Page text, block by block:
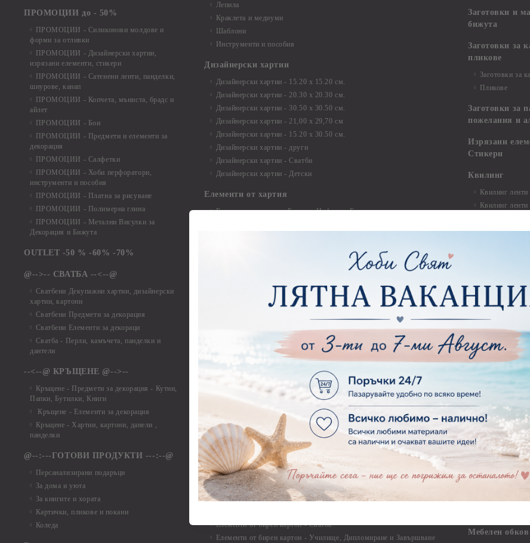
ПРОМОЦИИ до - 50%
ПРОМОЦИИ - Силиконови молдове и
форми за отливки
ПРОМОЦИИ - Дизайнерски хартии,
изрязани елементи, стикери
ПРОМОЦИИ - Сатенени ленти, панделки,
шнурове, канап
ПРОМОЦИИ - Копчета, мъниста, брадс и
айлет
ПРОМОЦИИ - Бои
ПРОМОЦИИ - Предмети и елементи за
декорация
ПРОМОЦИИ - Салфетки
ПРОМОЦИИ - Хоби перфоратори,
инструменти и пособия
ПРОМОЦИИ - Платна за рисуване
ПРОМОЦИИ - Полимерна глина
ПРОМОЦИИ - Метални Висулки за
Декорация и Бижута
OUTLET -50 % -60% -70%
@-->-- СВАТБА --<--@
Сватбени Декупажни хартии, дизайнерски
хартии, картони
Сватбени Предмети за декорация
Сватбени Елементи за декораци
Сватба - Перли, камъчета, панделки и
дантели
--<--@ КРЪЩЕНЕ @-->--
Кръщене - Предмети за декорация - Кутии,
Папки, Бутилки, Книги
Кръщене - Елементи за декорация
Кръщене - Хартии, картони, данели ,
панделки
@--:---ГОТОВИ ПРОДУКТИ ---:--@
Персанализирани подаръци
За дома и уюта
За книгите и хората
Картички, пликове и покани
Коледа
Лепила
Краклета и медиуми
Шаблони
Инструменти и пособия
Дизайнерски хартии
Дизайнерски хартии - 15.20 х 15.20 см.
Дизайнерски хартии - 20.30 х 20.30 см.
Дизайнерски хартии - 30.50 х 30.50 см.
Дизайнерски хартии - 21,00 х 29,70 см
Дизайнерски хартии - 15.20 x 30.50 см.
Дизайнерски хартии - други
Дизайнерски хартии - Сватби
Дизайнерски хартии - Детски
Елементи от хартия
Елементи от хартия - Букви и Цифри за Банери
Елементи от хартия - Животни, птици, пеперуди
Елементи от хартия - Любов, Сватба, Свети Валентин
Елементи от хартия - Рамки
Елементи от хартия - Цветя, листа и клони
Елементи от хартия - За Мъже
Елементи от хартия - Морски
Елементи от хартия - Къщи, Врати, Прозорци, Огради, Фенери
Елементи от хартия - Пътешествия и Фото моменти
Елементи то хартия - Такове, табелки, етикети
Елементи от хартия - Многопластови елементи
Елементи от хартия - Готови композиции
Елементи от хартия - Микс елементи
Елементи от хартия - Коледа и Зима
Елементи от бирен картон
Елементи от бирен картон - Декоративни рамки
Елементи от бирен картон - Надписи на български
Елементи от бирен картон - Сватба
Елементи от бирен картон - Училище, Дипломиране и Завършване
Заготовки и
бижута
Заготовки за
пликове
Заготовки за
Пликове
Заготовки за
пожелания и
Изрязани
Стикери
Квилинг
Квилинг
Квилинг
Комплекти за
Лепила и
Лепящи ленти
3D Повдигащи
ленти
Фото ъгли
Макраме
Макраме
Макраме
Макраме
Макраме -
Мебелен обков